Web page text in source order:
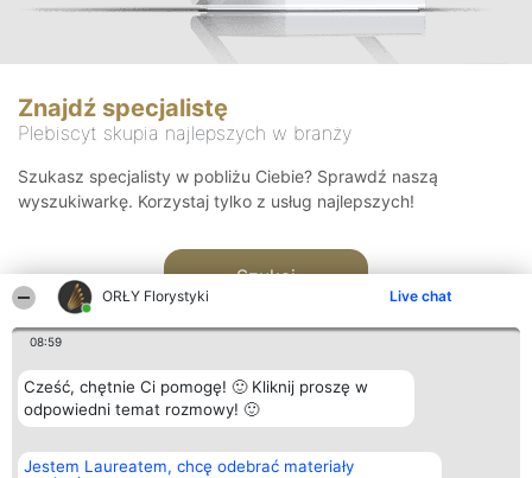
ORŁY Florystyki Live chat
08:59
Cześć, chętnie Ci pomogę! 🙂 Kliknij proszę w
odpowiedni temat rozmowy! 🙂
Jestem Laureatem, chcę odebrać materiały
Znajdź specjalistę
Plebiscyt skupia najlepszych w branży
Szukasz specjalisty w pobliżu Ciebie? Sprawdź naszą
wyszukiwarkę. Korzystaj tylko z usług najlepszych!
Szukaj
Organizator plebiscytu
Bright Side Solutions sp. z o.
Plebiscyt
Laureaci
Kontakt
Kontakt